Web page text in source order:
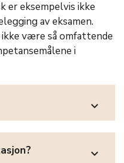
er eksempelvis ikke
av eksamen.
være så omfattende
i
expand_more
expand_more